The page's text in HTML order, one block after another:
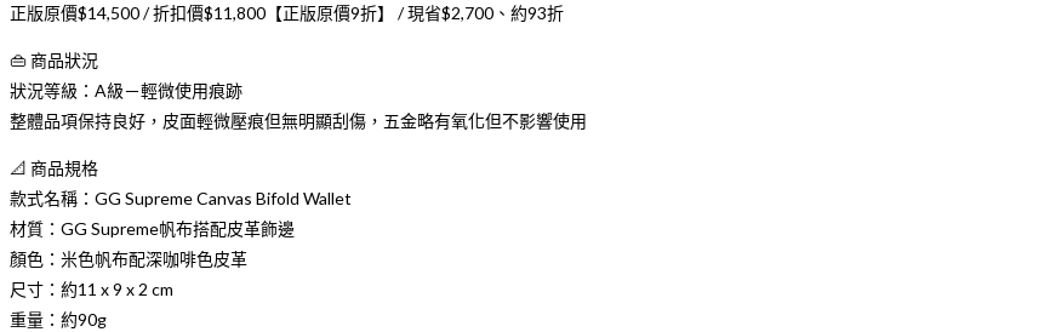
格：
NT$14,500。
格：
正版原價$14,500 / 折扣價$11,800【正版原價9折】 / 現省$2,700、約93折
👜 商品狀況
狀況等級：A級－輕微使用痕跡
整體品項保持良好，皮面輕微壓痕但無明顯刮傷，五金略有氧化但不影響使用
📐 商品規格
款式名稱：GG Supreme Canvas Bifold Wallet
材質：GG Supreme帆布搭配皮革飾邊
顏色：米色帆布配深咖啡色皮革
尺寸：約11 x 9 x 2 cm
重量：約90g